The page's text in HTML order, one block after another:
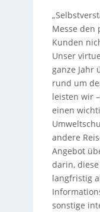
Messe den
Kunden
Unser
ganze Jahr
rund um
leisten wir
einen
andere
Angebot
darin,
langfristig
sonstige